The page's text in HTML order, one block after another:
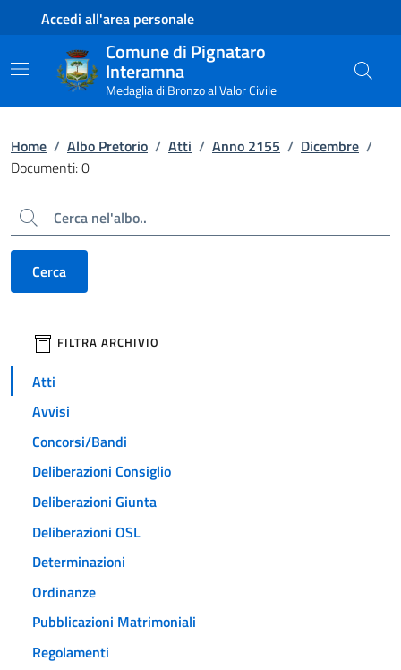
Contenuto principale
Piede di paginaAccedi all'area personale
Comune di Pignataro
Interamna
Medaglia di Bronzo al Valor Civile
Home / Albo Pretorio / Atti / Anno 2155 / Dicembre /
Documenti: 0
Cerca
Cerca
filtri da applicare
FILTRA ARCHIVIO
Atti
Avvisi
Concorsi/Bandi
Deliberazioni Consiglio
Deliberazioni Giunta
Deliberazioni OSL
Determinazioni
Ordinanze
Pubblicazioni Matrimoniali
Regolamenti